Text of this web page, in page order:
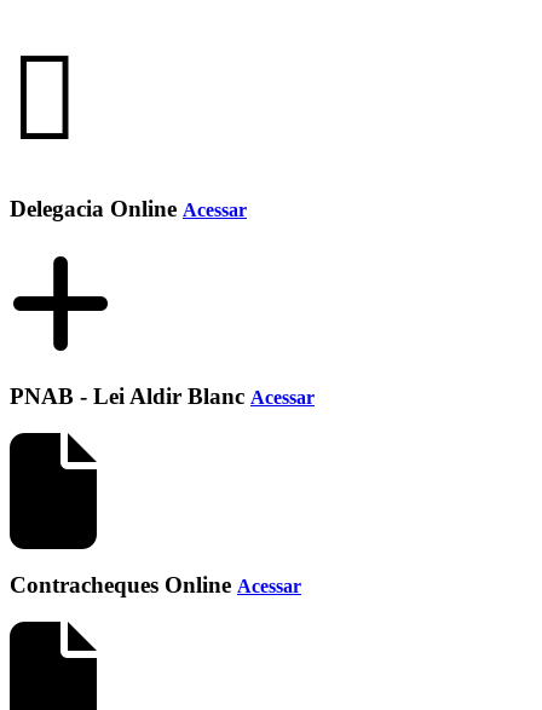
Delegacia Online Acessar
PNAB - Lei Aldir Blanc Acessar
Contracheques Online Acessar